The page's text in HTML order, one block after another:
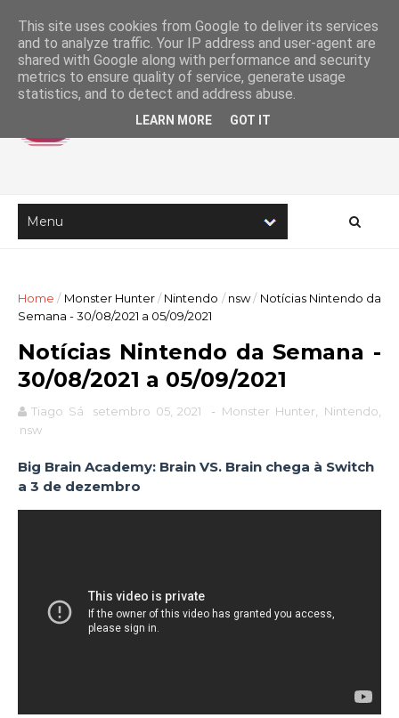
Home / Monster Hunter / Nintendo / nsw / Notícias Nintendo da
Semana - 30/08/2021 a 05/09/2021
Notícias Nintendo da Semana -
30/08/2021 a 05/09/2021
Tiago Sá setembro 05, 2021 - Monster Hunter Nintendo
nsw
Big Brain Academy: Brain VS. Brain chega à Switch
a 3 de dezembro
This site uses cookies from Google to deliver its services
and to analyze traffic. Your IP address and user-agent are
shared with Google along with performance and security
metrics to ensure quality of service, generate usage
statistics, and to detect and address abuse.
LEARN MORE GOT IT